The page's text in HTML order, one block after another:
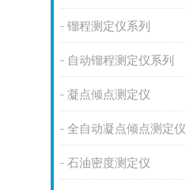
镏程测定仪系列
自动镏程测定仪系列
凝点倾点测定仪
全自动凝点倾点测定仪
石油密度测定仪